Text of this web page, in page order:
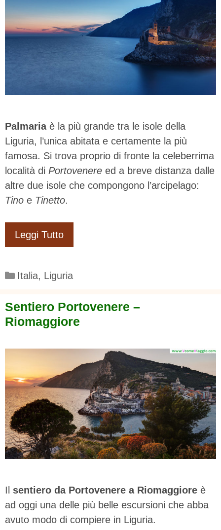
Palmaria è la più grande tra le isole della
Liguria, l’unica abitata e certamente la più
famosa. Si trova proprio di fronte la celeberrima
località di Portovenere ed a breve distanza dalle
altre due isole che compongono l’arcipelago:
Tino e Tinetto.
Leggi Tutto
Categorie
Italia, Liguria
Sentiero Portovenere –
Riomaggiore
Il sentiero da Portovenere a Riomaggiore è
ad oggi una delle più belle escursioni che abba
avuto modo di compiere in Liguria.